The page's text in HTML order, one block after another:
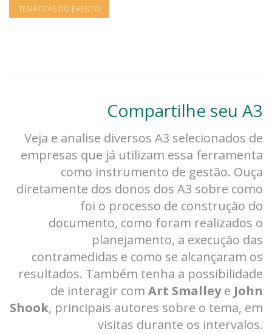
TEMÁTICAS DO EVENTO
Compartilhe seu A3
Veja e analise diversos A3 selecionados de
empresas que já utilizam essa ferramenta
como instrumento de gestão. Ouça
diretamente dos donos dos A3 sobre como
foi o processo de construção do
documento, como foram realizados o
planejamento, a execução das
contramedidas e como se alcançaram os
resultados. Também tenha a possibilidade
de interagir com Art Smalleye John
Shook, principais autores sobre o tema, em
visitas durante os intervalos.